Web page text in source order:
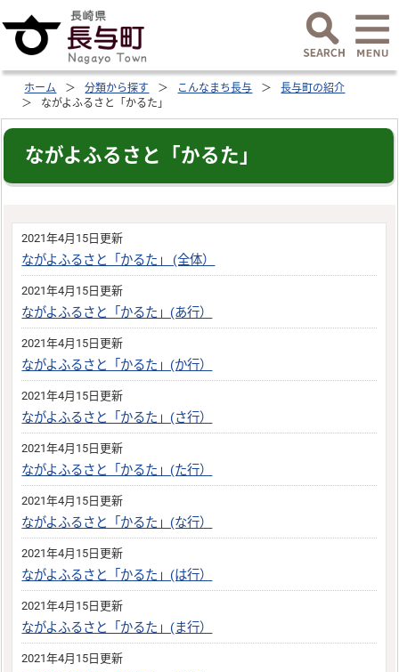
ホーム 分類から探す こんなまち長与
長与町の紹介
ながよふるさと「かるた」
ながよふるさと「かるた」
2021年4月15日更新
ながよふるさと「かるた」 (全体）
2021年4月15日更新
ながよふるさと「かるた」(あ行）
2021年4月15日更新
ながよふるさと「かるた」(か行）
2021年4月15日更新
ながよふるさと「かるた」(さ行）
2021年4月15日更新
ながよふるさと「かるた」(た行）
2021年4月15日更新
ながよふるさと「かるた」(な行）
2021年4月15日更新
ながよふるさと「かるた」(は行）
2021年4月15日更新
ながよふるさと「かるた」(ま行）
2021年4月15日更新